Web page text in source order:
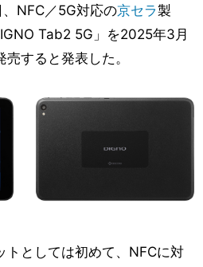
NFC／5G対応の京セラ製
Tab2 5G」を2025年3月
すると発表した。
トとしては初めて、NFCに対